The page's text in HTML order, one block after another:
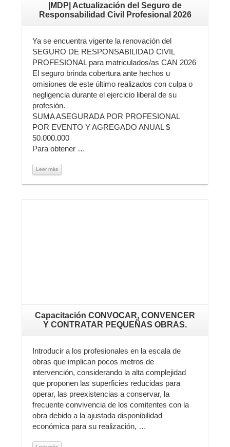
|MDP| Actualización del Seguro de
Responsabilidad Civil Profesional 2026
Ya se encuentra vigente la renovación del
SEGURO DE RESPONSABILIDAD CIVIL
PROFESIONAL para matriculados/as CAN 2026
El seguro brinda cobertura ante hechos u
omisiones de este último realizados con culpa o
negligencia durante el ejercicio liberal de su
profesión.
SUMA ASEGURADA POR PROFESIONAL
POR EVENTO Y AGREGADO ANUAL $
50.000.000
Para obtener …
Leer más
Capacitación CONVOCAR, CONVENCER
Y CONTRATAR PEQUEÑAS OBRAS.
Introducir a los profesionales en la escala de
obras que implican pocos metros de
intervención, considerando la alta complejidad
que proponen las superficies reducidas para
operar, las preexistencias a conservar, la
frecuente convivencia de los comitentes con la
obra debido a la ajustada disponibilidad
económica para su realización, …